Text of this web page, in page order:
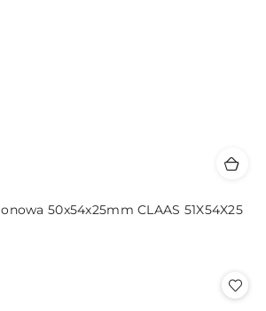
50x54x25mm CLAAS 51X54X25